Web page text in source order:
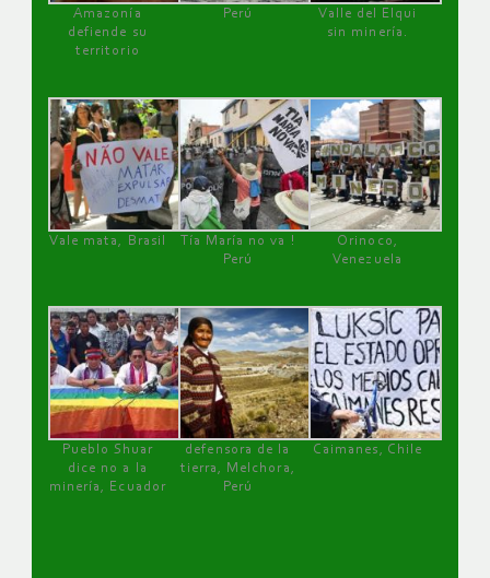
Amazonía
defiende su
territorio
Perú
Valle del Elqui
sin minería.
Vale mata, Brasil
Tía María no va !
Perú
Orinoco,
Venezuela
Pueblo Shuar
dice no a la
minería, Ecuador
defensora de la
tierra, Melchora,
Perú
Caimanes, Chile